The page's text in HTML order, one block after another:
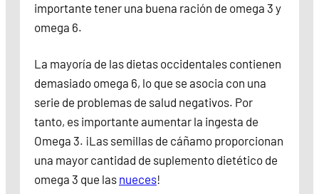
importante tener una buena ración de omega 3 y
omega 6.
La mayoría de las dietas occidentales contienen
demasiado omega 6, lo que se asocia con una
serie de problemas de salud negativos. Por
tanto, es importante aumentar la ingesta de
Omega 3. ¡Las semillas de cáñamo proporcionan
una mayor cantidad de suplemento dietético de
omega 3 que las nueces!